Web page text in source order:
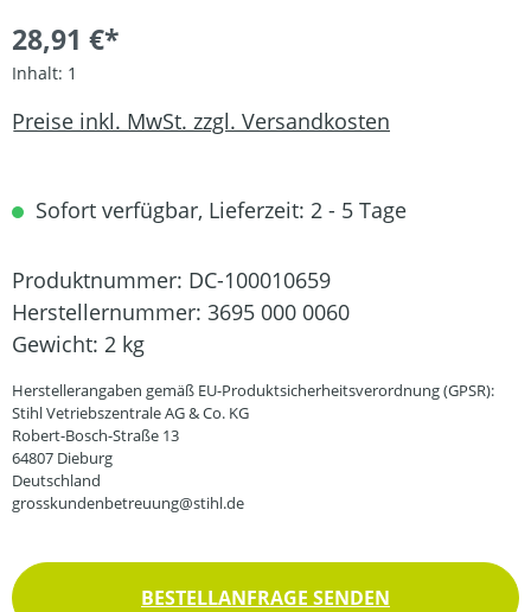
28,91 €*
Inhalt: 1
Preise inkl. MwSt. zzgl. Versandkosten
Sofort verfügbar, Lieferzeit: 2 - 5 Tage
Produktnummer: DC-100010659
Herstellernummer: 3695 000 0060
Gewicht: 2 kg
Herstellerangaben gemäß EU-Produktsicherheitsverordnung (GPSR):
Stihl Vetriebszentrale AG & Co. KG
Robert-Bosch-Straße 13
64807 Dieburg
Deutschland
grosskundenbetreuung@stihl.de
BESTELLANFRAGE SENDEN